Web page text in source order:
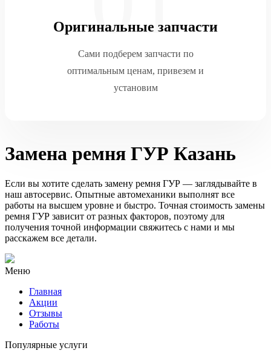
Оригинальные запчасти
Сами подберем запчасти по
оптимальным ценам, привезем и
установим
Замена ремня ГУР Казань
Если вы хотите сделать замену ремня ГУР — заглядывайте в
наш автосервис. Опытные автомеханики выполнят все
работы на высшем уровне и быстро. Точная стоимость замены
ремня ГУР зависит от разных факторов, поэтому для
получения точной информации свяжитесь с нами и мы
расскажем все детали.
Меню
Главная
Акции
Отзывы
Работы
Популярные услуги